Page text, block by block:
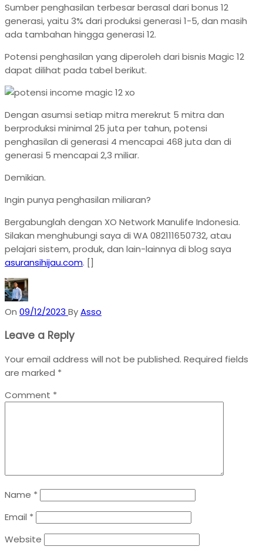
Sumber penghasilan terbesar berasal dari bonus 12
generasi, yaitu 3% dari produksi generasi 1-5, dan masih
ada tambahan hingga generasi 12.
Potensi penghasilan yang diperoleh dari bisnis Magic 12
dapat dilihat pada tabel berikut.
Dengan asumsi setiap mitra merekrut 5 mitra dan
berproduksi minimal 25 juta per tahun, potensi
penghasilan di generasi 4 mencapai 468 juta dan di
generasi 5 mencapai 2,3 miliar.
Demikian.
Ingin punya penghasilan miliaran?
Bergabunglah dengan XO Network Manulife Indonesia.
Silakan menghubungi saya di WA 082111650732, atau
pelajari sistem, produk, dan lain-lainnya di blog saya
asuransihijau.com. []
On 09/12/2023 ByAsso
Leave a Reply
Your email address will not be published. Required fields
are marked *
Comment *
Name *
Email *
Website